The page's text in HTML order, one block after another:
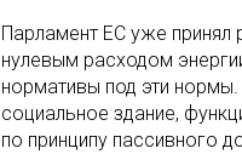
Парламент ЕС уже принял
нулевым расходом
нормативы под эти
социальное здание,
по принципу пассивного